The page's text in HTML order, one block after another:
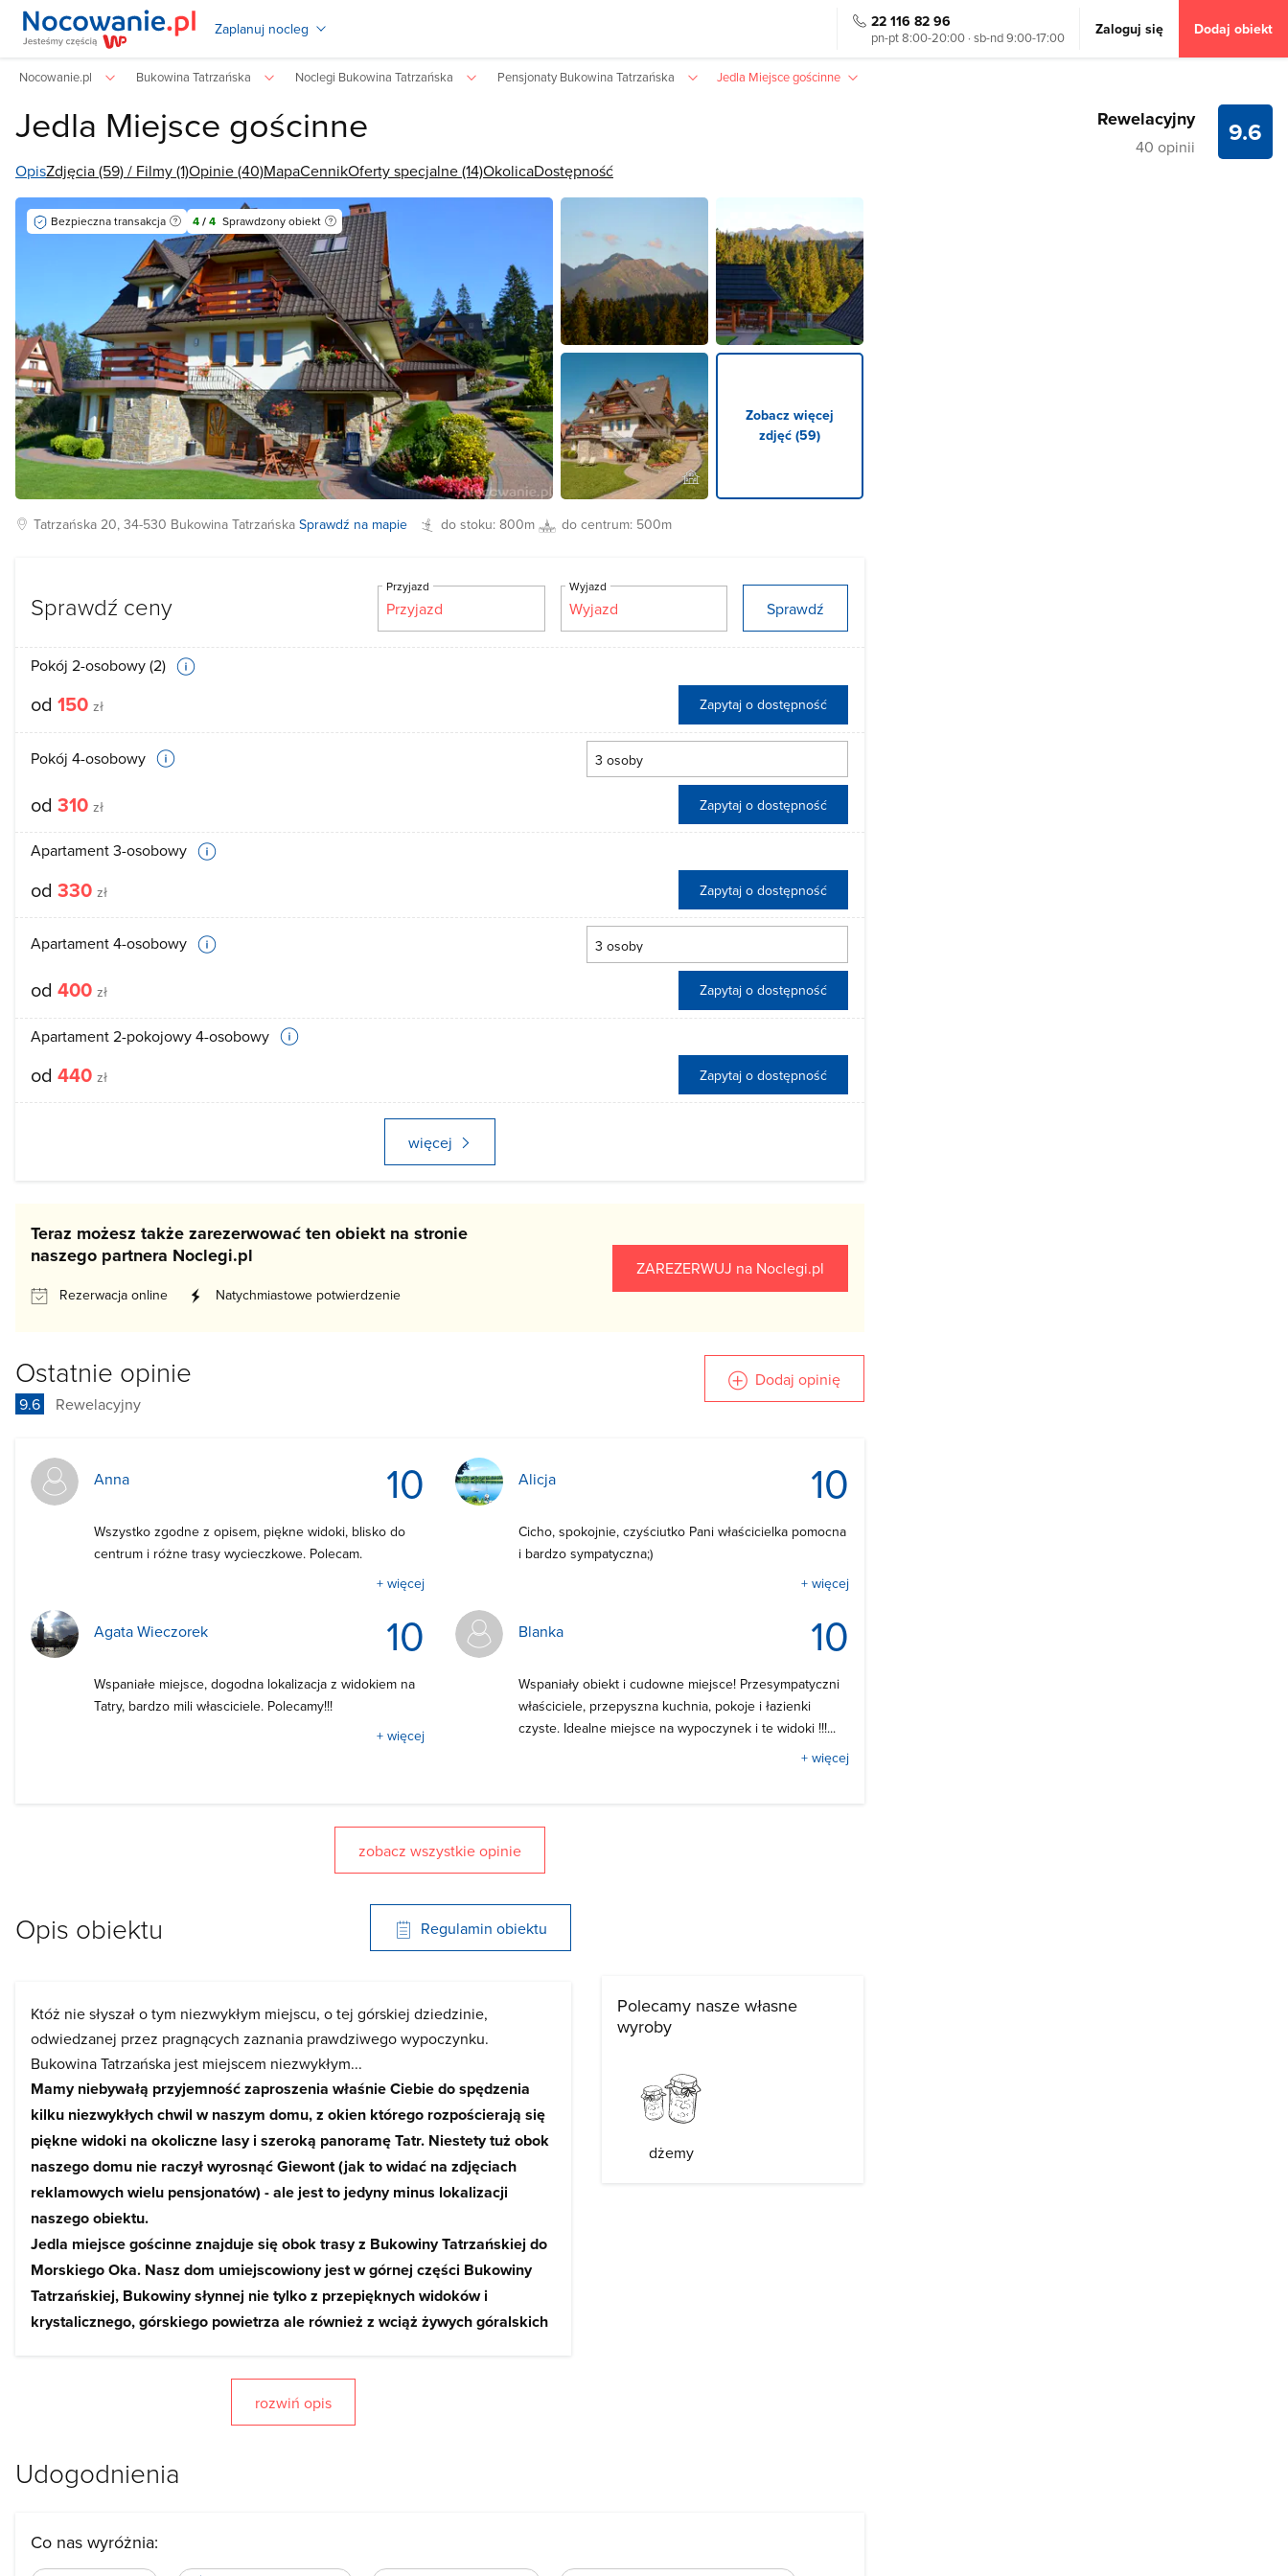
Zaplanuj nocleg 22 116 82 96
pn-pt 8:00-20:00 · sb-nd 9:00-17:00 Zaloguj się Dodaj obiekt
Nocowanie.pl Bukowina Tatrzańska Noclegi Bukowina Tatrzańska Pensjonaty Bukowina Tatrzańska Jedla Miejsce gościnne
Jedla Miejsce gościnne 9.6
Rewelacyjny
40 opinii
OpisZdjęcia (59) / Filmy (1)Opinie (40)MapaCennikOferty specjalne (14)OkolicaDostępność
Zobacz więcej
zdjęć (59)
Bezpieczna transakcja 4/4 Sprawdzony obiekt
Tatrzańska20, 34-530 Bukowina Tatrzańska Sprawdź na mapie do stoku:800m do centrum: 500m
Sprawdź ceny
Przyjazd Wyjazd
Sprawdź
Pokój 2-osobowy (2)
od 150 zł Zapytaj o dostępność
Pokój 4-osobowy
od 310 zł Zapytaj o dostępność
Apartament 3-osobowy
od 330 zł Zapytaj o dostępność
Apartament 4-osobowy
od 400 zł Zapytaj o dostępność
Apartament 2-pokojowy 4-osobowy
od 440 zł Zapytaj o dostępność
więcej
Teraz możesz także zarezerwować ten obiekt na stronie
naszego partnera Noclegi.pl
Rezerwacja online Natychmiastowe potwierdzenie
ZAREZERWUJ na Noclegi.pl
Ostatnie opinie
9.6 Rewelacyjny
Dodaj opinię
10
Anna
Wszystko zgodne z opisem, piękne widoki, blisko do
centrum i różne trasy wycieczkowe. Polecam.
+ więcej
10
Alicja
Cicho, spokojnie, czyściutko Pani właścicielka pomocna
i bardzo sympatyczna;)
+ więcej
10
Agata Wieczorek
Wspaniałe miejsce, dogodna lokalizacja z widokiem na
Tatry, bardzo mili własciciele. Polecamy!!!
+ więcej
10
Blanka
Wspaniały obiekt i cudowne miejsce! Przesympatyczni
właściciele, przepyszna kuchnia, pokoje i łazienki
czyste. Idealne miejsce na wypoczynek i te widoki !!!...
+ więcej
zobacz wszystkie opinie
Opis obiektu Regulamin obiektu
Któż nie słyszał o tym niezwykłym miejscu, o tej górskiej dziedzinie,
odwiedzanej przez pragnących zaznania prawdziwego wypoczynku.
Bukowina Tatrzańska jest miejscem niezwykłym...
Mamy niebywałą przyjemność zaproszenia właśnie Ciebie do spędzenia
kilku niezwykłych chwil w naszym domu, z okien którego rozpościerają się
piękne widoki na okoliczne lasy i szeroką panoramę Tatr. Niestety tuż obok
naszego domu nie raczył wyrosnąć Giewont (jak to widać na zdjęciach
reklamowych wielu pensjonatów) - ale jest to jedyny minus lokalizacji
naszego obiektu.
Jedla miejsce gościnne znajduje się obok trasy z Bukowiny Tatrzańskiej do
Morskiego Oka. Nasz dom umiejscowiony jest w górnej części Bukowiny
Tatrzańskiej, Bukowiny słynnej nie tylko z przepięknych widoków i
krystalicznego, górskiego powietrza ale również z wciąż żywych góralskich
naszej gminy leżą Tatry Wysokie z największymi skarbami Polski, takimi
jak Morskie Oko, Rysy, Dolina Pięciu Stawów Polskich, Orla Perć, Wielki
górskie wycieczki (nie tylko po Tatrach ale też i po Pieninach) jak i na
krzesełkowych), basenów termalnych (Termy Bukowina Tatrzańska),
rozwiń opis
Polecamy nasze własne
wyroby
dżemy
Udogodnienia
Co nas wyróżnia: